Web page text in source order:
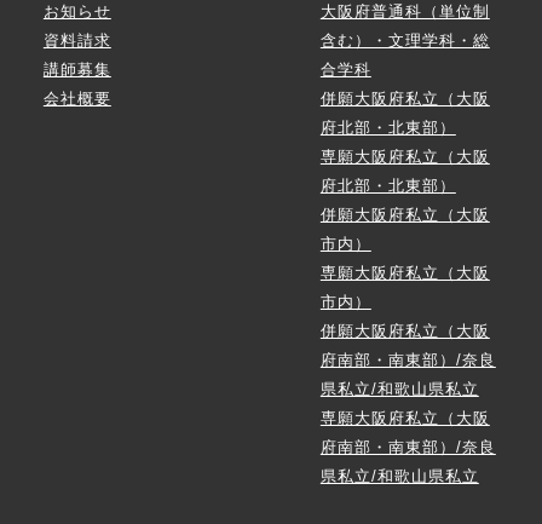
お知らせ
資料請求
講師募集
会社概要
大阪府普通科（単位制
含む）・文理学科・総
合学科
併願大阪府私立（大阪
府北部・北東部）
専願大阪府私立（大阪
府北部・北東部）
併願大阪府私立（大阪
市内）
専願大阪府私立（大阪
市内）
併願大阪府私立（大阪
府南部・南東部）/奈良
県私立/和歌山県私立
専願大阪府私立（大阪
府南部・南東部）/奈良
県私立/和歌山県私立